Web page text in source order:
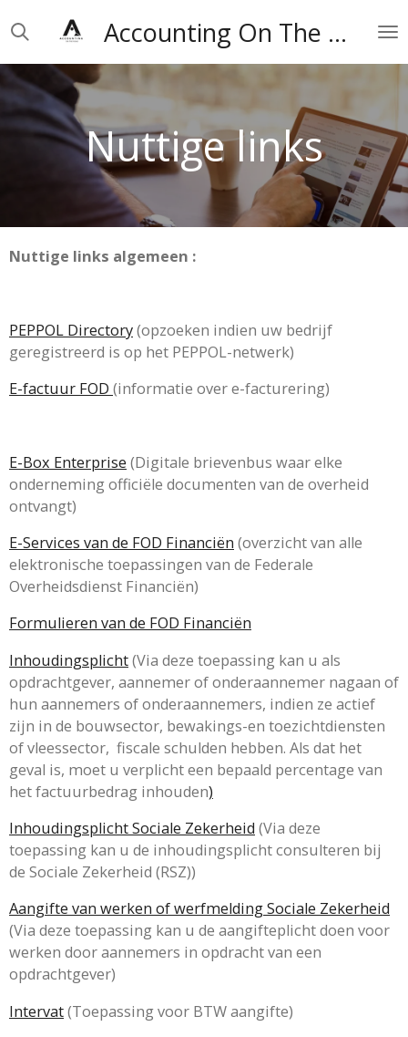
Ga
direct
naar
de
hoofdinhoud
Accounting On The Road
Nuttige links
Nuttige links algemeen :
PEPPOL Directory(opzoeken indien uw bedrijf
geregistreerd is op het PEPPOL-netwerk)
E-factuur FOD (informatie over e-facturering)
E-Box Enterprise (Digitale brievenbus waar elke
ondernemingofficiële documenten van de overheid
ontvangt)
E-Services van de FOD Financiën (overzicht van alle
elektronische toepassingen van de Federale
Overheidsdienst Financiën)
Formulieren van de FOD Financiën
Inhoudingsplicht(Via deze toepassing kan u als
opdrachtgever, aannemer of onderaannemer nagaan of
hun aannemers of onderaannemers, indien ze actief
zijn in de bouwsector, bewakings-en toezichtdiensten
of vleessector, fiscale schulden hebben. Als dat het
geval is, moet u verplicht een bepaald percentage van
het factuurbedrag inhouden)
Inhoudingsplicht Sociale Zekerheid (Via deze
toepassing kan u de inhoudingsplicht consulteren bij
de Sociale Zekerheid (RSZ))
Aangifte van werken of werfmelding Sociale Zekerheid
(Via deze toepassing kan u de aangifteplicht doen voor
werken door aannemers in opdracht van een
opdrachtgever)
Intervat(Toepassing voor BTW aangifte)